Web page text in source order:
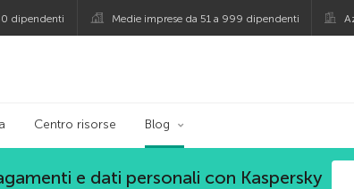
dipendenti Medie imprese da 51 a 999 dipendenti
Centro risorse Blog
e dati personali con Kaspersky